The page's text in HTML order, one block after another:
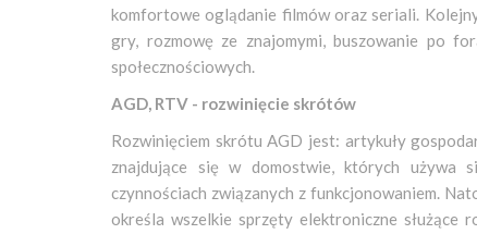
komfortowe oglądanie filmów oraz seriali.
gry, rozmowę ze znajomymi, buszowanie po
społecznościowych.
AGD, RTV - rozwinięcie skrótów
Rozwinięciem skrótu AGD jest: artykuły
znajdujące się w domostwie, których używa
czynnościach związanych z funkcjonowaniem.
określa wszelkie sprzęty elektroniczne służące